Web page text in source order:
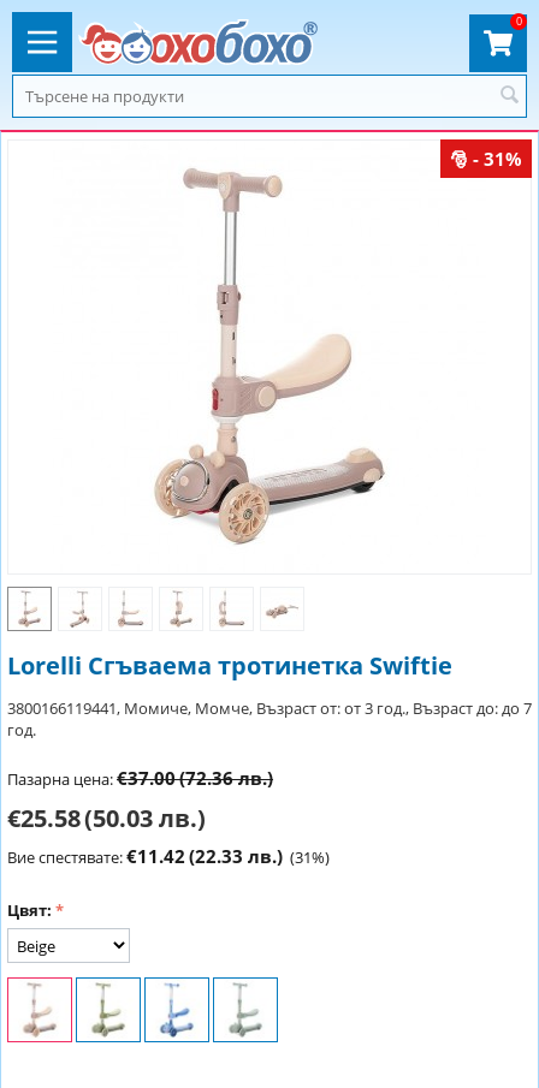
0
- 31%
Lorelli Сгъваема тротинетка Swiftie
3800166119441, Момиче, Момче, Възраст от: от 3 год., Възраст до: до 7
год.
Пазарна цена:€37.00(72.36 лв.)
€25.58(50.03 лв.)
Вие спестявате:€11.42 (22.33 лв.) (31%)
Цвят: